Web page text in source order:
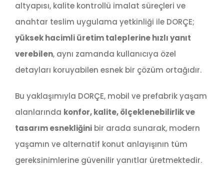
altyapısı, kalite kontrollü imalat süreçleri ve
anahtar teslim uygulama yetkinliği ile DORÇE;
yüksek hacimli üretim taleplerine hızlı yanıt
verebilen, aynı zamanda kullanıcıya özel
detayları koruyabilen esnek bir çözüm ortağıdır.
Bu yaklaşımıyla DORÇE, mobil ve prefabrik yaşam
alanlarında konfor, kalite, ölçeklenebilirlik ve
tasarım esnekliğinibir arada sunarak, modern
yaşamın ve alternatif konut anlayışının tüm
gereksinimlerine güvenilir yanıtlar üretmektedir.